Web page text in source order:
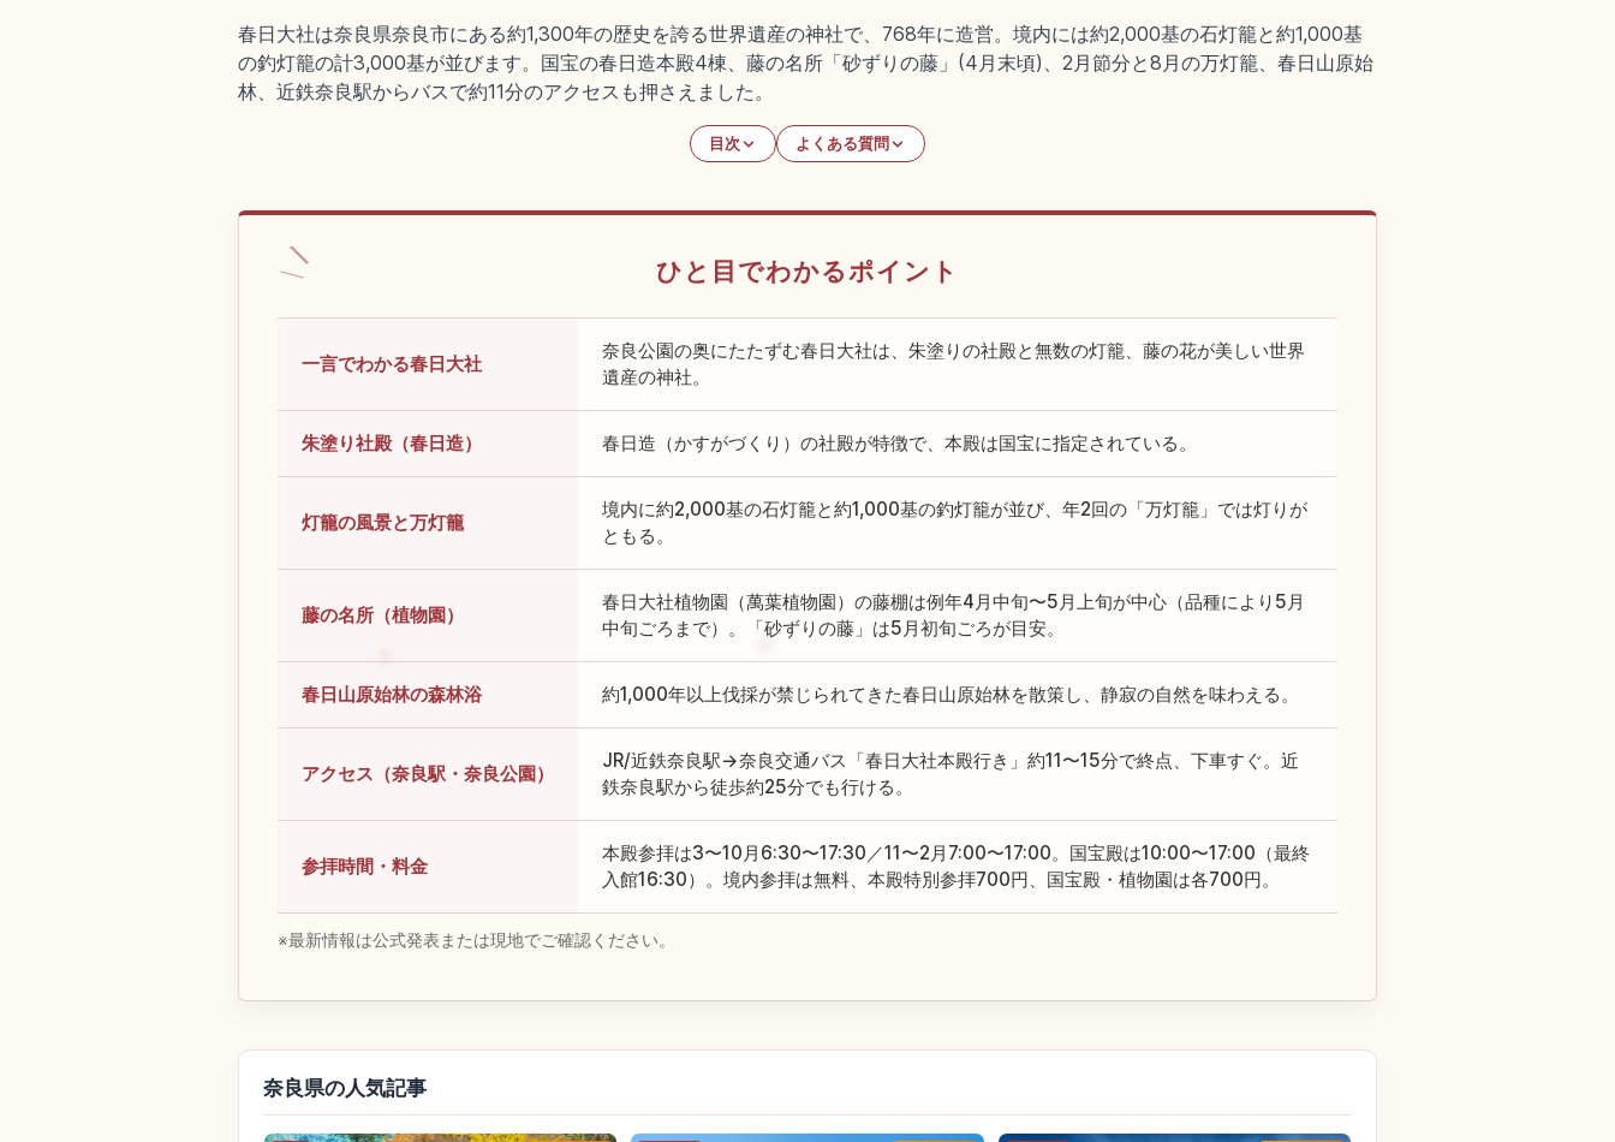
春日大社は奈良県奈良市にある約1,300年の歴史を誇る世界遺産の神社で、768年に造営。境内には約2,000基の石灯籠と約1,000基
の釣灯籠の計3,000基が並びます。国宝の春日造本殿4棟、藤の名所「砂ずりの藤」(4月末頃)、2月節分と8月の万灯籠、春日山原始
林、近鉄奈良駅からバスで約11分のアクセスも押さえました。
目次 よくある質問
ひと目でわかるポイント
一言でわかる春日大社
奈良公園の奥にたたずむ春日大社は、朱塗りの社殿と無数の灯籠、藤の花が美しい世界
遺産の神社。
朱塗り社殿（春日造） 春日造（かすがづくり）の社殿が特徴で、本殿は国宝に指定されている。
灯籠の風景と万灯籠
境内に約2,000基の石灯籠と約1,000基の釣灯籠が並び、年2回の「万灯籠」では灯りが
ともる。
藤の名所（植物園）
春日大社植物園（萬葉植物園）の藤棚は例年4月中旬〜5月上旬が中心（品種により5月
中旬ごろまで）。「砂ずりの藤」は5月初旬ごろが目安。
春日山原始林の森林浴 約1,000年以上伐採が禁じられてきた春日山原始林を散策し、静寂の自然を味わえる。
アクセス（奈良駅・奈良公園）
JR/近鉄奈良駅→奈良交通バス「春日大社本殿行き」約11〜15分で終点、下車すぐ。近
鉄奈良駅から徒歩約25分でも行ける。
参拝時間・料金
本殿参拝は3〜10月6:30〜17:30／11〜2月7:00〜17:00。国宝殿は10:00〜17:00（最終
入館16:30）。境内参拝は無料、本殿特別参拝700円、国宝殿・植物園は各700円。
※最新情報は公式発表または現地でご確認ください。
奈良県の人気記事